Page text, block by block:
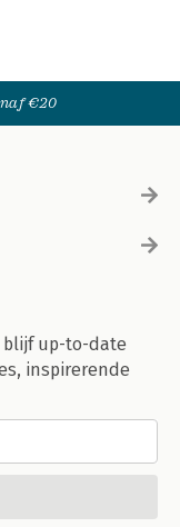
€20
blijf up-to-date
inspirerende